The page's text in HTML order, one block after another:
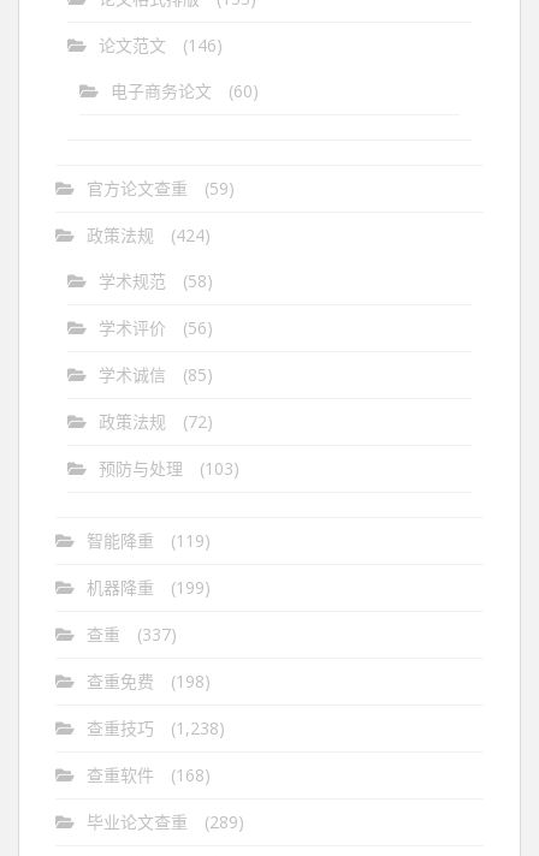
论文范文
(146)
电子商务论文
(60)
官方论文查重 (59)
政策法规
(424)
学术规范
(58)
学术评价 (56)
学术诚信 (85)
政策法规 (72)
预防与处理 (103)
智能降重 (119)
机器降重 (199)
查重 (337)
查重免费 (198)
查重技巧 (1,238)
查重软件 (168)
毕业论文查重 (289)